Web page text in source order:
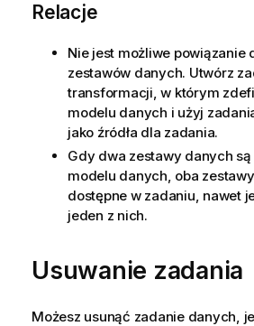
Relacje
Nie jest możliwe powiązanie
zestawów danych. Utwórz
transformacji, w którym
modelu danych i użyj
jako źródła dla zadania.
Gdy dwa zestawy danych
modelu danych, oba
dostępne w zadaniu, nawet
jeden z nich.
Usuwanie zadania
Możesz usunąć zadanie danych,